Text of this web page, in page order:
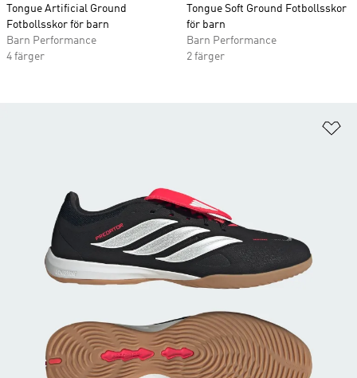
Tongue Artificial Ground
Fotbollsskor för barn
Barn Performance
4 färger
Tongue Soft Ground Fotbollsskor
för barn
Barn Performance
2 färger